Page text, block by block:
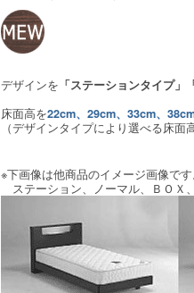
デザインを 「ステーションタイプ
床面高を22cm、29cm、33cm、
（デザインタイプにより選べる床面
※下画像は他商品のイメージ画像です
ステーション、ノーマル、ＢＯＸ